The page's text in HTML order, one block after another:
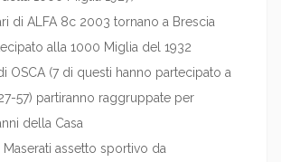
di ALFA 8c 2003 tornano a Brescia
alla 1000 Miglia del 1932
OSCA (7 di questi hanno partecipato a
57) partiranno raggruppate per
della Casa
Maserati assetto sportivo da